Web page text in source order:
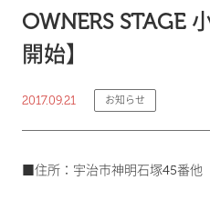
OWNERS STAGE
開始】
2017.09.21 お知らせ
■住所：宇治市神明石塚45番他